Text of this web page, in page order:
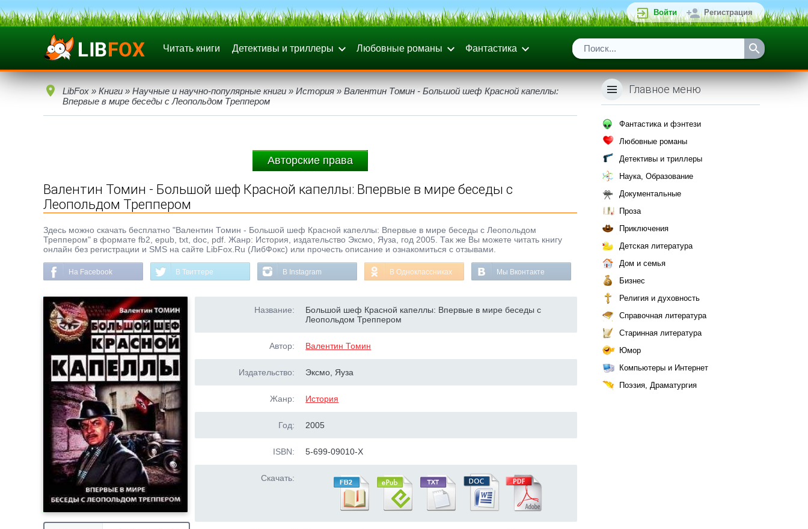
Войти Регистрация
Читать книги Детективы и триллеры Любовные романы Фантастика
LibFox » Книги » Научные и научно-популярные книги » История » Валентин Томин - Большой шеф Красной капеллы:
Впервые в мире беседы с Леопольдом Треппером
Авторские права
Валентин Томин - Большой шеф Красной капеллы: Впервые в мире беседы с
Леопольдом Треппером
Здесь можно скачать бесплатно "Валентин Томин - Большой шеф Красной капеллы: Впервые в мире беседы с Леопольдом
Треппером" в формате fb2, epub, txt, doc, pdf. Жанр: История, издательство Эксмо, Яуза, год 2005. Так же Вы можете читать книгу
онлайн без регистрации и SMS на сайте LibFox.Ru (ЛибФокс) или прочесть описание и ознакомиться с отзывами.
На Facebook В Твиттере В Instagram В Одноклассниках Мы Вконтакте
Название:
Большой шеф Красной капеллы: Впервые в мире беседы с
Леопольдом Треппером
Автор: Валентин Томин
Издательство: Эксмо, Яуза
Жанр: История
Год: 2005
ISBN: 5-699-09010-X
Скачать:
Главное меню
Фантастика и фэнтези
Любовные романы
Детективы и триллеры
Наука, Образование
Документальные
Проза
Приключения
Детская литература
Дом и семья
Бизнес
Религия и духовность
Справочная литература
Старинная литература
Юмор
Компьютеры и Интернет
Поэзия, Драматургия